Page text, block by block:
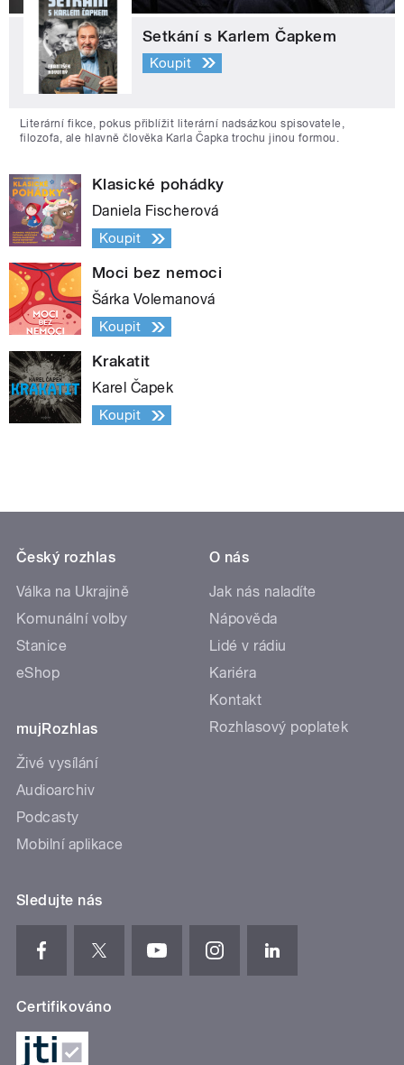
Setkání s Karlem Čapkem
Koupit
Literární fikce, pokus přiblížit literární nadsázkou spisovatele,
filozofa, ale hlavně člověka Karla Čapka trochu jinou formou.
Klasické pohádky
Daniela Fischerová
Koupit
Moci bez nemoci
Šárka Volemanová
Koupit
Krakatit
Karel Čapek
Koupit
Český rozhlas
Válka na Ukrajině
Komunální volby
Stanice
eShop
mujRozhlas
Živé vysílání
Audioarchiv
Podcasty
Mobilní aplikace
O nás
Jak nás naladíte
Nápověda
Lidé v rádiu
Kariéra
Kontakt
Rozhlasový poplatek
Sledujte nás
Certifikováno